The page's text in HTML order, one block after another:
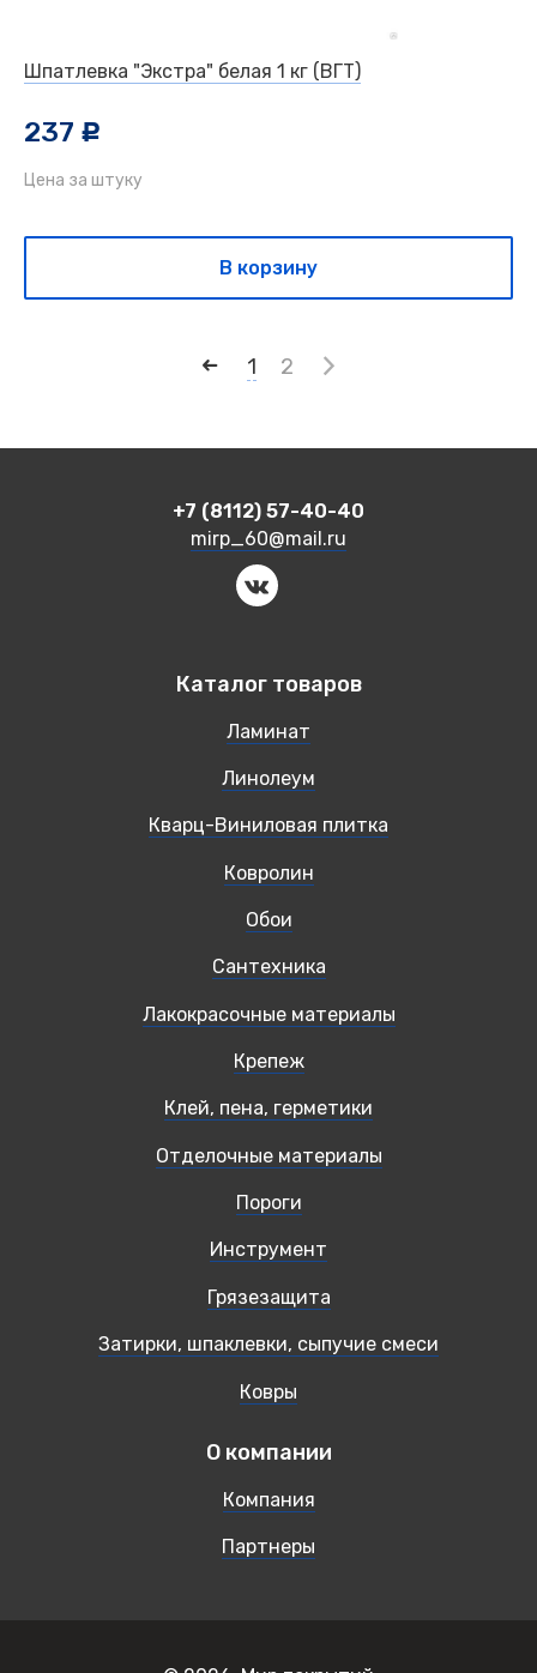
Шпатлевка "Экстра" белая 1 кг (ВГТ)
237 c
Цена за штуку
В корзину
1 2
+7 (8112) 57-40-40
mirp_60@mail.ru
Каталог товаров
Ламинат
Линолеум
Кварц-Виниловая плитка
Ковролин
Обои
Сантехника
Лакокрасочные материалы
Крепеж
Клей, пена, герметики
Отделочные материалы
Пороги
Инструмент
Грязезащита
Затирки, шпаклевки, сыпучие смеси
Ковры
О компании
Компания
Партнеры